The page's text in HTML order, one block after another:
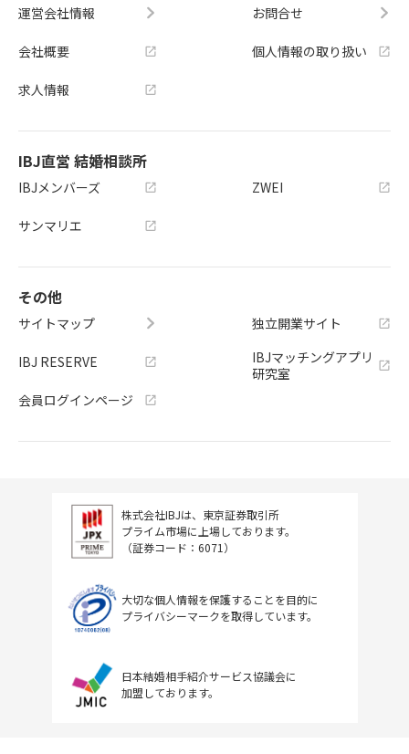
運営会社情報
会社概要
求人情報
お問合せ
個人情報の取り扱い
IBJ直営 結婚相談所
IBJメンバーズ
サンマリエ
ZWEI
その他
サイトマップ
IBJ RESERVE
会員ログインページ
独立開業サイト
IBJマッチングアプリ
研究室
株式会社IBJは、東京証券取引所
プライム市場に上場しております。
（証券コード：6071）
大切な個人情報を保護することを目的に
プライバシーマークを取得しています。
日本結婚相手紹介サービス協議会に
加盟しております。